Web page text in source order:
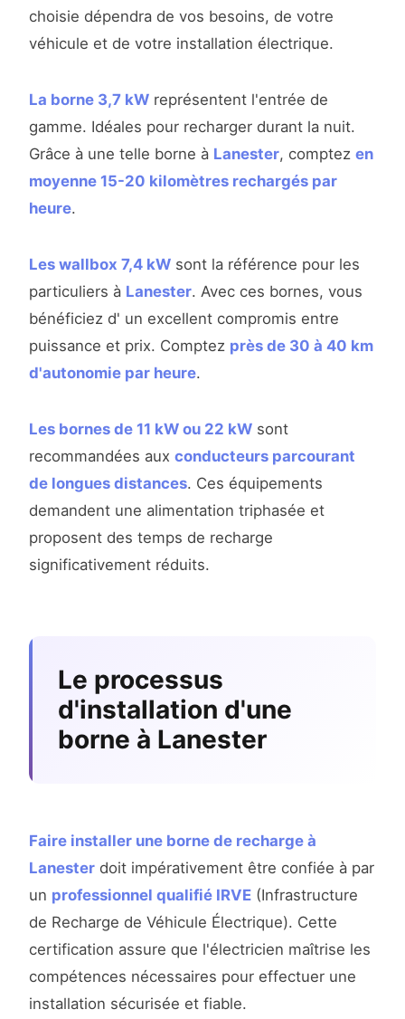
choisie dépendra de vos besoins, de votre
véhicule et de votre installation électrique.
La borne 3,7 kW représentent l'entrée de
gamme. Idéales pour recharger durant la nuit.
Grâce à une telle borne à Lanester, comptez en
moyenne 15-20 kilomètres rechargés par
heure.
Les wallbox 7,4 kW sont la référence pour les
particuliers à Lanester. Avec ces bornes, vous
bénéficiez d' un excellent compromis entre
puissance et prix. Comptez près de 30 à 40 km
d'autonomie par heure.
Les bornes de 11 kW ou 22 kW sont
recommandées aux conducteurs parcourant
de longues distances. Ces équipements
demandent une alimentation triphasée et
proposent des temps de recharge
significativement réduits.
Le processus
d'installation d'une
borne à Lanester
Faire installer une borne de recharge à
Lanester doit impérativement être confiée à par
un professionnel qualifié IRVE (Infrastructure
de Recharge de Véhicule Électrique). Cette
certification assure que l'électricien maîtrise les
compétences nécessaires pour effectuer une
installation sécurisée et fiable.